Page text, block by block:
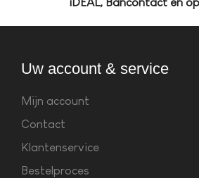
Uw account & service
Mijn account
Contact
Klantenservice
Bestelproces